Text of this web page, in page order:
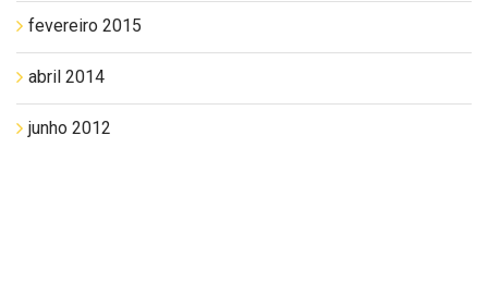
fevereiro 2015
abril 2014
junho 2012